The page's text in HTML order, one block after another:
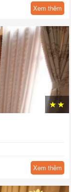
Xem thêm
Xem thêm